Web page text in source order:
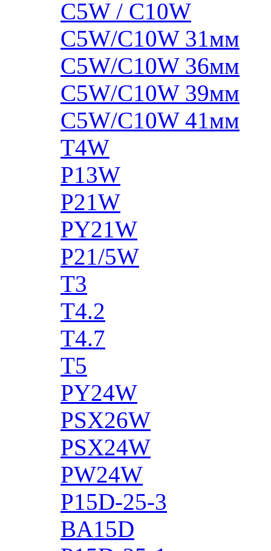
C5W / C10W
C5W/C10W 31мм
C5W/C10W 36мм
C5W/C10W 39мм
C5W/C10W 41мм
T4W
P13W
P21W
PY21W
P21/5W
T3
T4.2
T4.7
T5
PY24W
PSX26W
PSX24W
PW24W
P15D-25-3
BA15D